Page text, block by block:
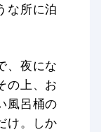
な所に泊
、夜にな
の上、お
風呂桶の
け。しか